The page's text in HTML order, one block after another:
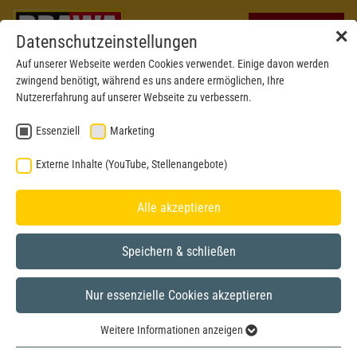
✕
Datenschutzeinstellungen
Auf unserer Webseite werden Cookies verwendet. Einige davon werden
zwingend benötigt, während es uns andere ermöglichen, Ihre
Nutzererfahrung auf unserer Webseite zu verbessern.
Essenziell Marketing
Externe Inhalte (YouTube, Stellenangebote)
Alle akzeptieren
Speichern & schließen
Nur essenzielle Cookies akzeptieren
Weitere Informationen anzeigen